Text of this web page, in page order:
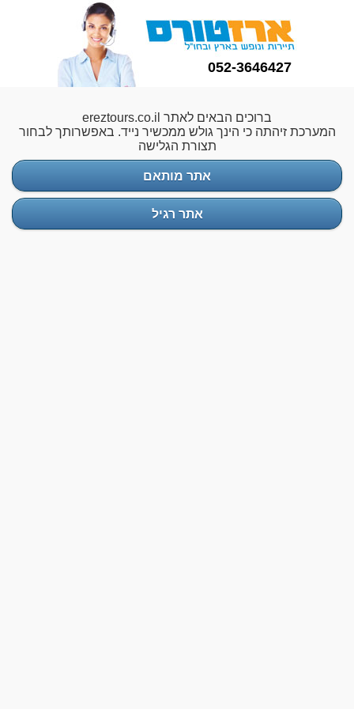
052-3646427
ברוכים הבאים לאתר ereztours.co.il
המערכת זיהתה כי הינך גולש ממכשיר נייד. באפשרותך לבחור
תצורת הגלישה
אתר מותאם
אתר רגיל